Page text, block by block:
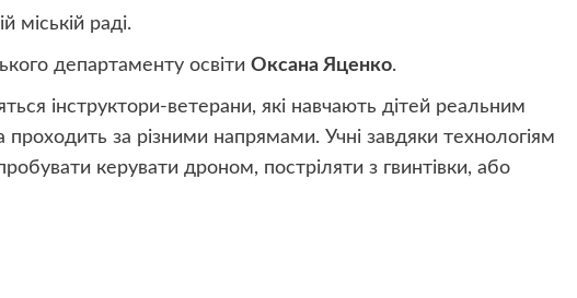
міській раді.
департаменту освіти Оксана Яценко.
інструктори-ветерани, які навчають дітей реальним
за різними напрямами. Учні завдяки технологіям
керувати дроном, постріляти з гвинтівки, або